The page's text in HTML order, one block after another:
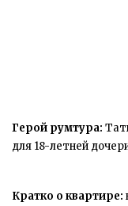
Герой румтура:
для 18-летней
Кратко о квартире: